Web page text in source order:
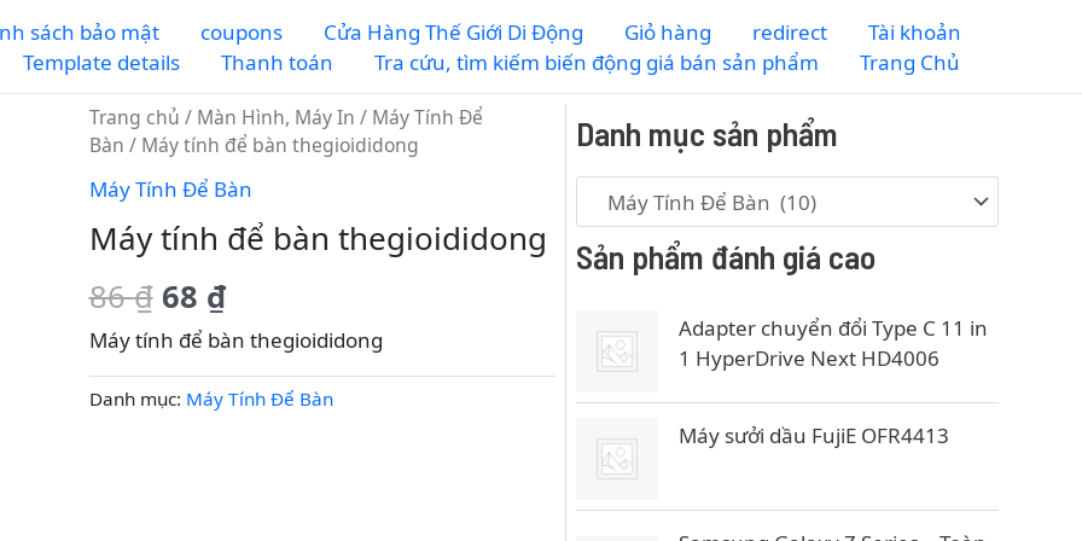
sách bảo mật coupons Cửa Hàng Thế Giới Di Động Giỏ hàng redirect
Tài khoản
Template details Thanh toán Tra cứu, tìm kiếm biến động giá bán sản phẩm Trang Chủ
Trang chủ / Màn Hình, Máy In / Máy Tính Để
Bàn / Máy tính để bàn thegioididong
Máy Tính Để Bàn
Máy tính để bàn thegioididong
86₫ Giá
gốc
là:
68 ₫Giá
hiện
tại
Máy tính để bàn thegioididong
Danh mục: Máy Tính Để Bàn
Danh mục sản phẩm
Sản phẩm đánh giá cao
Adapter chuyển đổi Type C 11 in
1 HyperDrive Next HD4006
Máy sưởi dầu FujiE OFR4413